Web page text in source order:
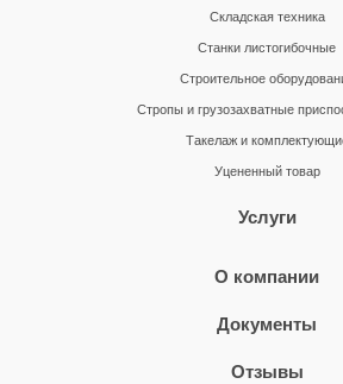
Складская техника
Станки листогибочные
Строительное
Стропы и грузозахватные
Такелаж и
Уцененный товар
Услуги
О компании
Документы
Отзывы